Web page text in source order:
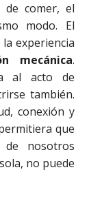
comer, el
modo. El
experiencia
mecánica.
al acto de
también.
conexión y
que
de nosotros
no puede